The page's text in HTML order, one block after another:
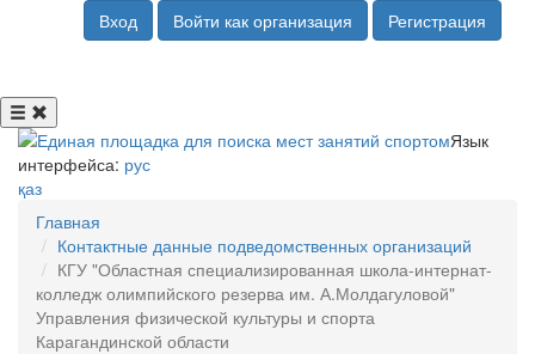
Вход Войти как организация Регистрация
Язык
интерфейса: рус
қаз
Главная
Контактные данные подведомственных организаций
КГУ "Областная специализированная школа-интернат-
колледж олимпийского резерва им. А.Молдагуловой"
Управления физической культуры и спорта
Карагандинской области